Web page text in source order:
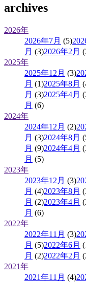
archives
2026年
2026年7月 (5)
月 (3)2026年2月
2025年
2025年12月 (3)
月 (1)2025年8月
月 (3)2025年4月
月 (6)
2024年
2024年12月 (2)
月 (3)2024年8月
月 (9)2024年4月
月 (5)
2023年
2023年12月 (3)
月 (4)2023年8月
月 (2)2023年4月
月 (6)
2022年
2022年11月 (3)
月 (5)2022年6月
月 (2)2022年2月
2021年
2021年11月 (4)